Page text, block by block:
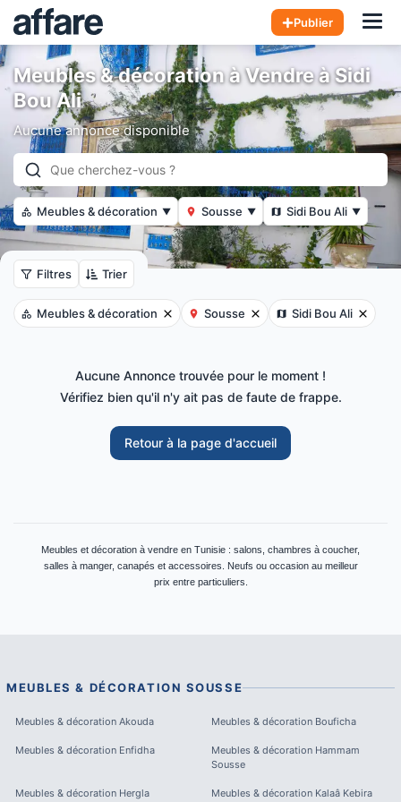
Publier
Meubles & décoration à Vendre à Sidi
Bou Ali
Aucune annonce disponible
Meubles & décoration ▼ Sousse ▼ Sidi Bou Ali ▼
Filtres Trier
Meubles & décoration Sousse Sidi Bou Ali
Aucune Annonce trouvée pour le moment !
Vérifiez bien qu'il n'y ait pas de faute de frappe.
Retour à la page d'accueil
Meubles et décoration à vendre en Tunisie : salons, chambres à coucher,
salles à manger, canapés et accessoires. Neufs ou occasion au meilleur
prix entre particuliers.
MEUBLES & DÉCORATION SOUSSE
Meubles & décoration Akouda Meubles & décoration Bouficha
Meubles & décoration Enfidha Meubles & décoration Hammam
Sousse
Meubles & décoration Hergla Meubles & décoration Kalaâ Kebira